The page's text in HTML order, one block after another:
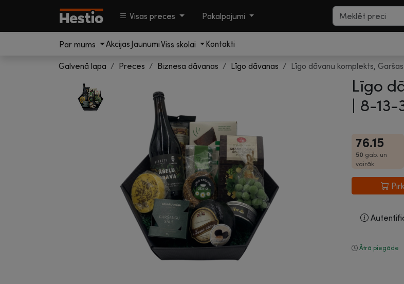
Visas preces Pakalpojumi
Par mums Akcijas JaunumiViss skolai Kontakti
Galvenā lapa Preces Biznesa dāvanas Līgo dāvanas Līgo dāvanu komplekts,
Līgo
| 8-13-
76.15
50 gab. un
vairāk
Ātrā piegāde